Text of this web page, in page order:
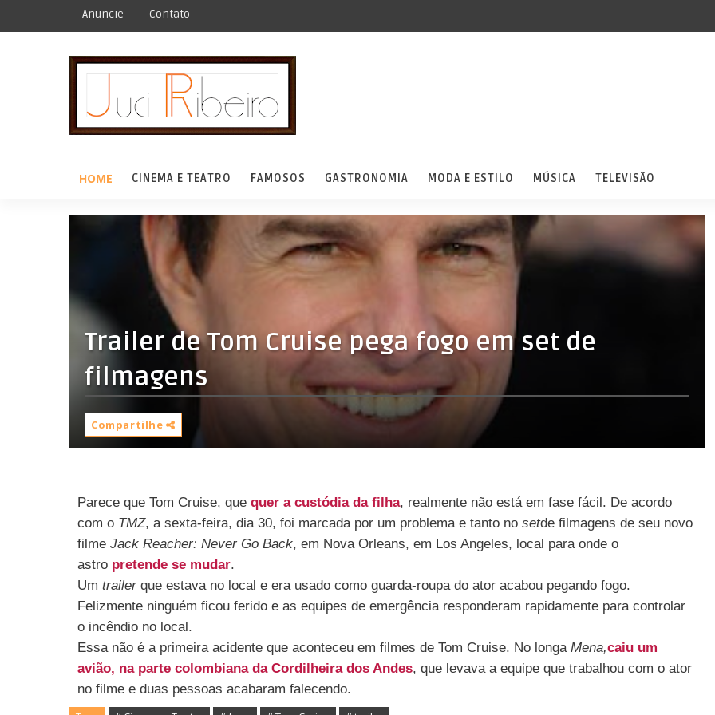
Anuncie Contato
HOME CINEMA E TEATRO FAMOSOS GASTRONOMIA MODA E ESTILO MÚSICA TELEVISÃO
Trailer de Tom Cruise pega fogo em set de
filmagens
Compartilhe
Parece que Tom Cruise, que quer a custódia da filha, realmente não está em fase fácil. De acordo
com o TMZ, a sexta-feira, dia 30, foi marcada por um problema e tanto no setde filmagens de seu novo
filme Jack Reacher: Never Go Back, em Nova Orleans, em Los Angeles, local para onde o
astro pretende se mudar.
Um trailerque estava no local e era usado como guarda-roupa do ator acabou pegando fogo.
Felizmente ninguém ficou ferido e as equipes de emergência responderam rapidamente para controlar
o incêndio no local.
Essa não é a primeira acidente que aconteceu em filmes de Tom Cruise. No longa Mena,caiu um
avião, na parte colombiana da Cordilheira dos Andes, que levava a equipe que trabalhou com o ator
no filme e duas pessoas acabaram falecendo.